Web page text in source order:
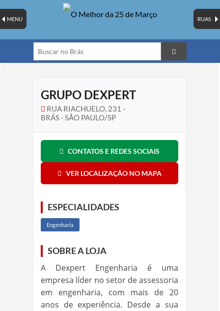
RUAS
MENU
GRUPO DEXPERT
RUA RIACHUELO, 231 -
BRÁS - SÃO PAULO/SP
CONTATOS E REDES SOCIAIS
VER LOCALIZAÇÃO NO MAPA
ESPECIALIDADES
Engenharia
SOBRE A LOJA
A Dexpert Engenharia é uma
empresa líder no setor de assessoria
em engenharia, com mais de 20
anos de experiência. Desde a sua